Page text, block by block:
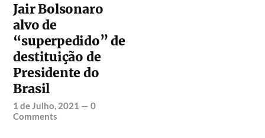
Jair Bolsonaro
alvo de
“superpedido” de
destituição de
Presidente do
Brasil
1 de Julho, 2021 —0
Comments